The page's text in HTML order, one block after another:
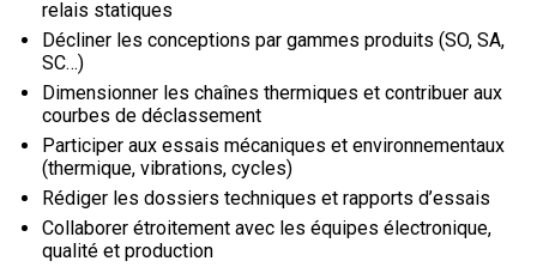
relais statiques
Décliner les conceptions par gammes produits (SO, SA,
SC…)
Dimensionner les chaînes thermiques et contribuer aux
courbes de déclassement
Participer aux essais mécaniques et environnementaux
(thermique, vibrations, cycles)
Rédiger les dossiers techniques et rapports d’essais
Collaborer étroitement avec les équipes électronique,
qualité et production